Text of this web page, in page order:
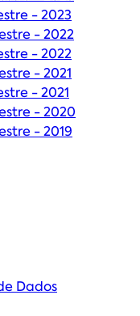
- 2023
- 2022
- 2022
- 2021
- 2021
- 2020
- 2019
Dados